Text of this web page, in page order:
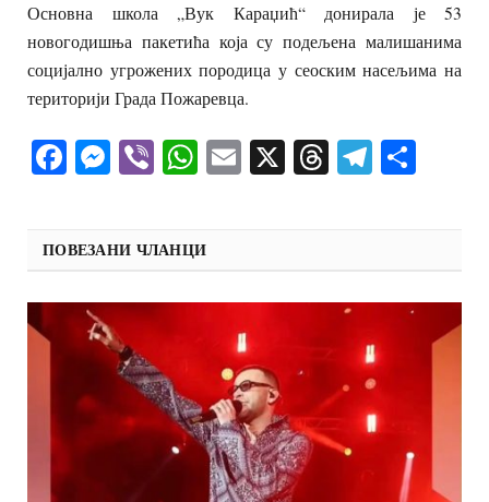
Основна школа „Вук Караџић“ донирала је 53
новогодишња пакетића која су подељена малишанима
социјално угрожених породица у сеоским насељима на
територији Града Пожаревца.
Facebook
Messenger
ViberWhatsApp
Email
X Threads
ПОВЕЗАНИ ЧЛАНЦИ